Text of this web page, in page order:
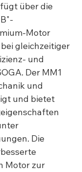
über die
Motor
gleichzeitiger
und
Der MM1
und
und bietet
Die
Motor zur